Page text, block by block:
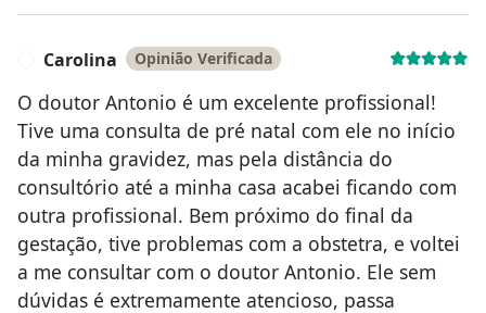
Carolina Opinião Verificada
O doutor Antonio é um excelente profissional!
Tive uma consulta de pré natal com ele no início
da minha gravidez, mas pela distância do
consultório até a minha casa acabei ficando com
outra profissional. Bem próximo do final da
gestação, tive problemas com a obstetra, e voltei
a me consultar com o doutor Antonio. Ele sem
dúvidas é extremamente atencioso, passa